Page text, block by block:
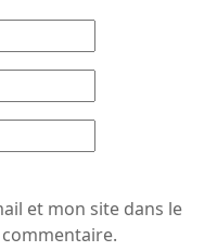
et mon site dans le